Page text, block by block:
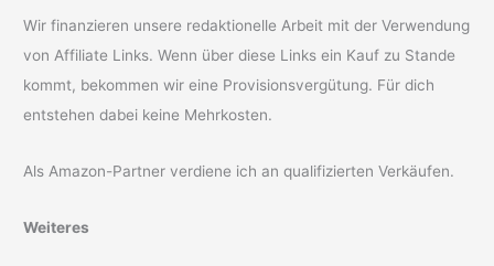
Wir finanzieren unsere redaktionelle Arbeit mit der Verwendung
von Affiliate Links. Wenn über diese Links ein Kauf zu Stande
kommt, bekommen wir eine Provisionsvergütung. Für dich
entstehen dabei keine Mehrkosten.
Als Amazon-Partner verdiene ich an qualifizierten Verkäufen.
Weiteres